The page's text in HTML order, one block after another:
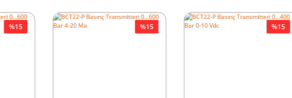
%15 %15 %15